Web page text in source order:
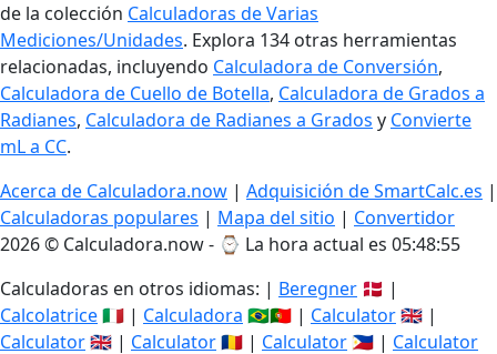
de la colección Calculadoras de Varias
Mediciones/Unidades. Explora 134 otras herramientas
relacionadas, incluyendo Calculadora de Conversión,
Calculadora de Cuello de Botella, Calculadora de Grados a
Radianes, Calculadora de Radianes a Grados y Convierte
mL a CC.
Acerca de Calculadora.now | Adquisición de SmartCalc.es |
Calculadoras populares | Mapa del sitio | Convertidor
2026 © Calculadora.now - ⌚ La hora actual es 05:48:56
Calculadoras en otros idiomas: | Beregner 🇩🇰 |
Calcolatrice🇮🇹 | Calculadora 🇧🇷🇵🇹 | Calculator🇬🇧 |
Calculator🇬🇧 | Calculator🇷🇴 | Calculator 🇵🇭 | Calculator